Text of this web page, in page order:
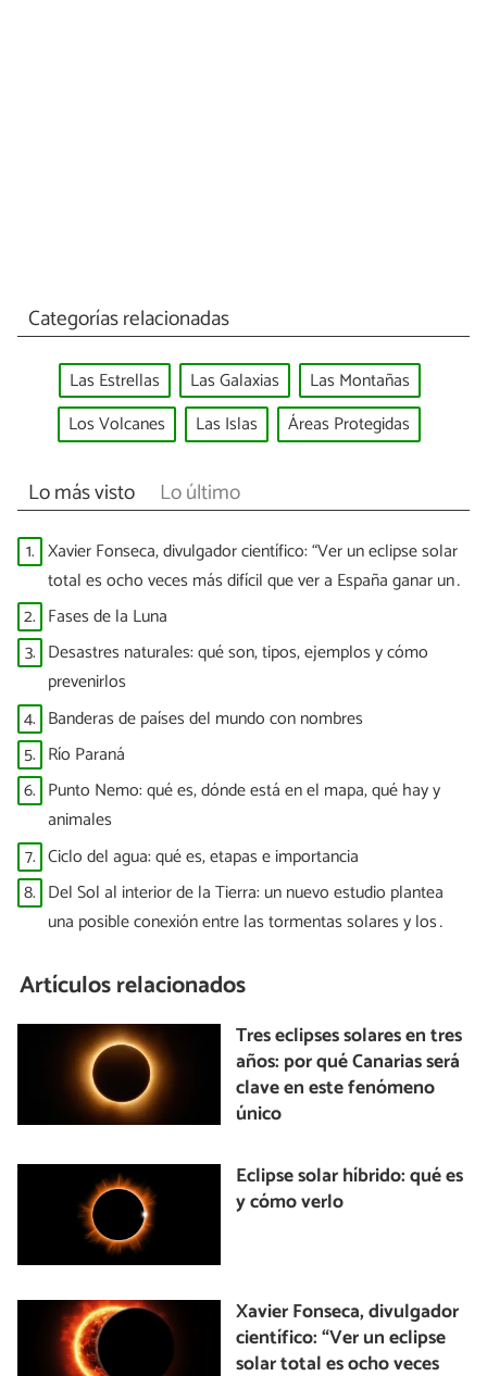
Categorías relacionadas
Las Estrellas Las Galaxias
Las Montañas
Los Volcanes
Las Islas Áreas Protegidas
Lo más visto Lo último
1. Xavier Fonseca, divulgador científico: “Ver un eclipse solar
total es ocho veces más difícil que ver a España ganar un
Mundial”
2. Fases de la Luna
3. Desastres naturales: qué son, tipos, ejemplos y cómo
prevenirlos
4. Banderas de países del mundo con nombres
5. Río Paraná
6. Punto Nemo: qué es, dónde está en el mapa, qué hay y
animales
7. Ciclo del agua: qué es, etapas e importancia
8. Del Sol al interior de la Tierra: un nuevo estudio plantea
una posible conexión entre las tormentas solares y los
Artículos relacionados
Tres eclipses solares en tres
años: por qué Canarias será
clave en este fenómeno
único
Eclipse solar híbrido: qué es
y cómo verlo
Xavier Fonseca, divulgador
científico: “Ver un eclipse
solar total es ocho veces